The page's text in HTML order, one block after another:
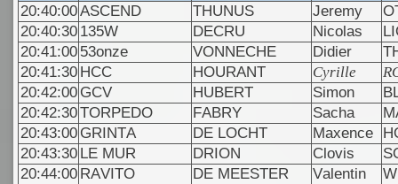
20:40:00ASCEND THUNUS Jeremy
20:40:30 135W DECRU Nicolas
20:41:00 53onze VONNECHE Didier
20:41:30 HCC HOURANT Cyrille
20:42:00 GCV HUBERT Simon
20:42:30TORPEDO FABRY Sacha
20:43:00 GRINTA DE LOCHT Maxence
20:43:30 LE MUR DRION Clovis
20:44:00 RAVITO DE MEESTER Valentin